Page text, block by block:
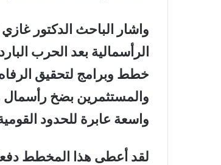
واشار الباحث الدكتور
الرأسمالية بعد الحرب
خطط وبرامج لتحقيق
والمستثمرين بضخ رأسمال
واسعة عابرة للحدود
لقد أعطى هذا المخطط دفعة